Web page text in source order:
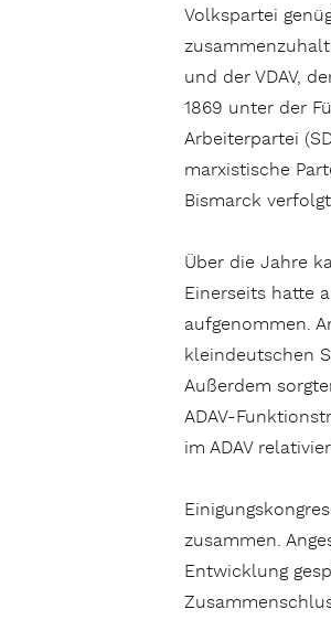
Volkspartei
und der VDAV,
1869 unter der
Arbeiterpartei
marxistische
Bismarck
Über die Jahre
Einerseits hatte
aufgenommen.
kleindeutschen
Außerdem
ADAV-
im ADAV
zusammen.
Entwicklung